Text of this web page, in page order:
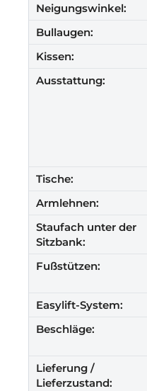
Neigungswinkel:
Bullaugen:
Kissen:
Ausstattung:
Tische:
Armlehnen:
Staufach unter der
Sitzbank:
Fußstützen:
Easylift-System:
Beschläge:
Lieferung /
Lieferzustand: